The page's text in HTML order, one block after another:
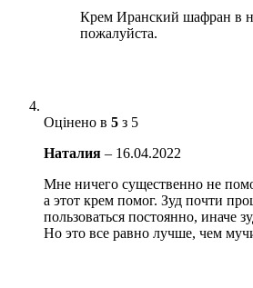
Крем Иранский шафран в
пожалуйста.
Оцінено в 5 з 5
Наталия – 16.04.2022
Мне ничего существенно не
а этот крем помог. Зуд почти
пользоваться постоянно, иначе
Но это все равно лучше, чем